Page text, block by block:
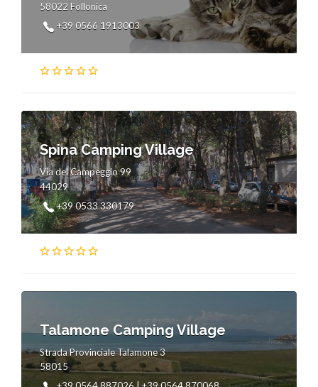
58022 Follonica
+39 0566 1913003
Spina Camping Village
Via del Campeggio 99
44029
+39 0533 330179
Talamone Camping Village
Strada Provinciale Talamone 3
58015